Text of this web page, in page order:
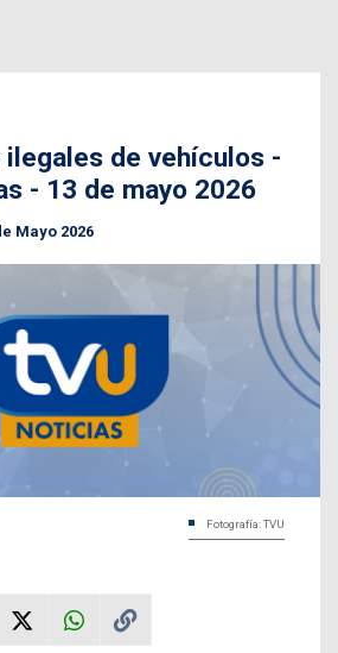
ilegales de vehículos -
- 13 de mayo 2026
Mayo 2026
Fotografía: TVU